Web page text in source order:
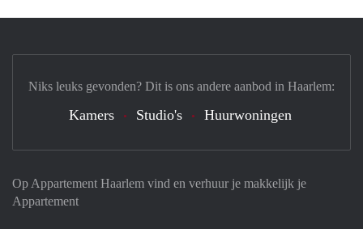
Op Appartement Haarlem vind en verhuur je makkelijk je
Appartement
Niks leuks gevonden? Dit is ons andere aanbod in Haarlem:
Kamers Studio's Huurwoningen